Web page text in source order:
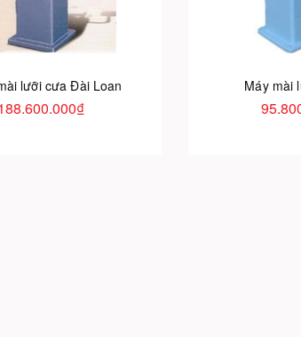
lưỡi cưa Đài Loan Máy mài